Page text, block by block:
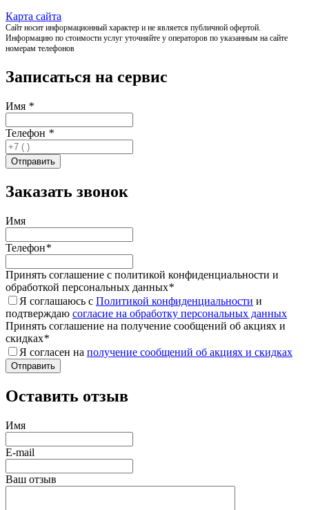
Карта сайта
Сайт носит информационный характер и не является публичной офертой.
Информацию по стоимости услуг уточняйте у операторов по указанным на сайте
номерам телефонов
Записаться на сервис
Имя *
Телефон *
Заказать звонок
Имя
Телефон*
Принять соглашение с политикой конфиденциальности и
обработкой персональных данных*
Я соглашаюсь с Политикой конфиденциальности и
подтверждаю согласие на обработку персональных данных
Принять соглашение на получение сообщений об акциях и
скидках*
Я согласен на получение сообщений об акциях и скидках
Оставить отзыв
Имя
E-mail
Ваш отзыв